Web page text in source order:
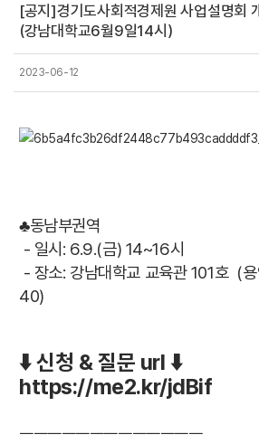
[공지]경기도사회적경제원 사업설명회
(강남대학교6월9일14시)
2023-06-12
♣동남부권역
- 일시: 6.9.(금) 14~16시
- 장소: 강남대학교 교육관 101호(용
40)
⬇️ 신청 & 질문 url ⬇️
https://me2.kr/jdBif
ㅡㅡㅡㅡㅡㅡㅡㅡㅡㅡㅡㅡㅡ